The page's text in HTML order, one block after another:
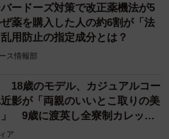
ードーズ対策で改正薬機法が5
薬を購入した人の約6割が「法
用防止の指定成分とは？
ス情報部
18歳のモデル、カジュアルコー
影が「両親のいいとこ取りの美
」 9歳に渡英し全寮制カレッジ
ア